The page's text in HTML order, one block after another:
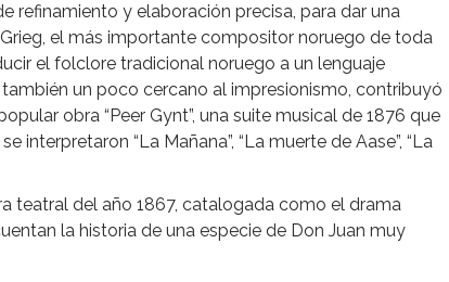
refinamiento y elaboración precisa, para dar una
el más importante compositor noruego de toda
el folclore tradicional noruego a un lenguaje
un poco cercano al impresionismo, contribuyó
obra “Peer Gynt”, una suite musical de 1876 que
interpretaron “La Mañana”, “La muerte de Aase”, “La
teatral del año 1867, catalogada como el drama
la historia de una especie de Don Juan muy